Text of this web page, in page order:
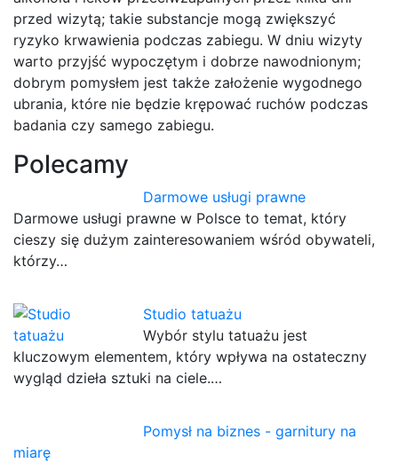
przed wizytą; takie substancje mogą zwiększyć
ryzyko krwawienia podczas zabiegu. W dniu wizyty
warto przyjść wypoczętym i dobrze nawodnionym;
dobrym pomysłem jest także założenie wygodnego
ubrania, które nie będzie krępować ruchów podczas
badania czy samego zabiegu.
Polecamy
Darmowe usługi prawne
Darmowe usługi prawne w Polsce to temat, który
cieszy się dużym zainteresowaniem wśród obywateli,
którzy…
Studio tatuażu
Wybór stylu tatuażu jest
kluczowym elementem, który wpływa na ostateczny
wygląd dzieła sztuki na ciele.…
Pomysł na biznes - garnitury na
miarę